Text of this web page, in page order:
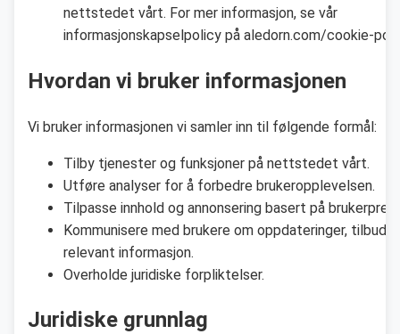
nettstedet vårt. For mer informasjon, se vår
informasjonskapselpolicy på aledorn.com/cookie-
Hvordan vi bruker informasjonen
Vi bruker informasjonen vi samler inn til følgende formål:
Tilby tjenester og funksjoner på nettstedet vårt.
Utføre analyser for å forbedre brukeropplevelsen.
Tilpasse innhold og annonsering basert på
Kommunisere med brukere om oppdateringer, tilbud
relevant informasjon.
Overholde juridiske forpliktelser.
Juridiske grunnlag